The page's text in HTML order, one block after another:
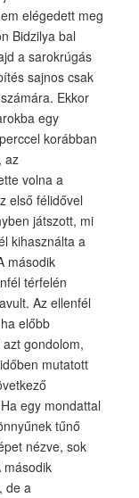
elégedett meg
Bidzilya bal
a sarokrúgás
sajnos csak
Ekkor
egy
korábban
az
volna a
első félidővel
játszott, mi
kihasználta a
második
térfelén
Az ellenfél
előbb
gondolom,
mutatott
egy mondattal
tűnő
nézve, sok
második
de a